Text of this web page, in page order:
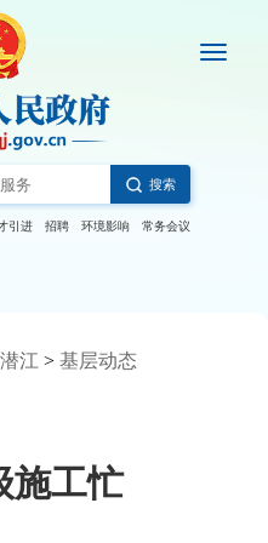
搜索
引进 招聘 环境影响 常务会议
江 > 基层动态
施工忙